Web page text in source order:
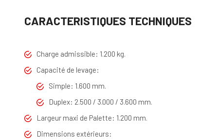
CARACTERISTIQUES TECHNIQUES
Charge admissible: 1.200 kg.
Capacité de levage:
Simple: 1.600 mm.
Duplex: 2.500 / 3.000 / 3.600 mm.
Largeur maxi de Palette: 1.200 mm.
Dimensions extérieurs: